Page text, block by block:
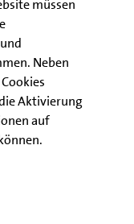
müssen
Neben
Aktivierung
auf
ist kostenfrei.